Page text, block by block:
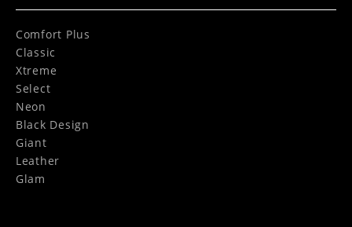
Comfort Plus
Classic
Xtreme
Select
Neon
Black Design
Giant
Leather
Glam